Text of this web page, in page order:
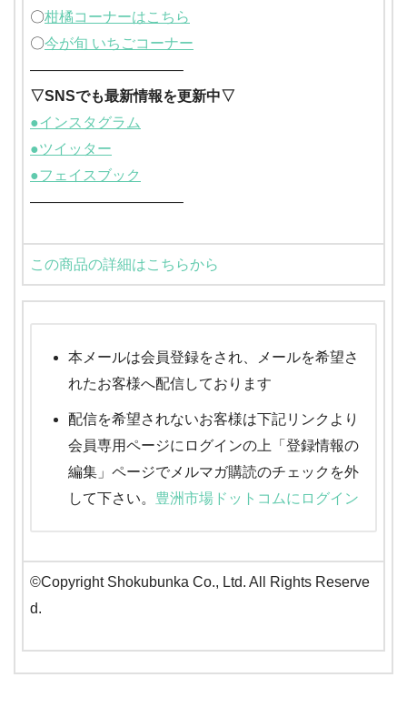
〇柑橘コーナーはこちら
〇今が旬 いちごコーナー
——————————–
▽SNSでも最新情報を更新中▽
●インスタグラム
●ツイッター
●フェイスブック
——————————–
この商品の詳細はこちらから
本メールは会員登録をされ、メールを希望さ
れたお客様へ配信しております
配信を希望されないお客様は下記リンクより
会員専用ページにログインの上「登録情報の
編集」ページでメルマガ購読のチェックを外
して下さい。 豊洲市場ドットコムにログイン
©Copyright Shokubunka Co., Ltd. All Rights Reserve
d.